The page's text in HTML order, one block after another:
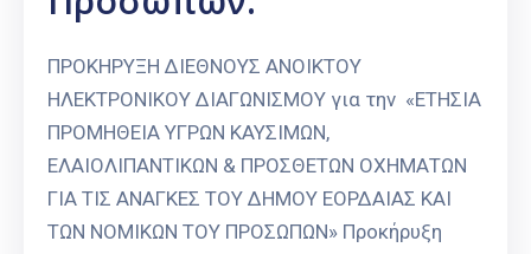
ΠΡΟΚΗΡΥΞΗ ΔΙΕΘΝΟΥΣ ΑΝΟΙΚΤΟΥ
ΗΛΕΚΤΡΟΝΙΚΟΥ ΔΙΑΓΩΝΙΣΜΟΥ για την «ΕΤΗΣΙΑ
ΠΡΟΜΗΘΕΙΑ ΥΓΡΩΝ ΚΑΥΣΙΜΩΝ,
ΕΛΑΙΟΛΙΠΑΝΤΙΚΩΝ & ΠΡΟΣΘΕΤΩΝ ΟΧΗΜΑΤΩΝ
ΓΙΑ ΤΙΣ ΑΝΑΓΚΕΣ ΤΟΥ ΔΗΜΟΥ ΕΟΡΔΑΙΑΣ ΚΑΙ
ΤΩΝ ΝΟΜΙΚΩΝ ΤΟΥ ΠΡΟΣΩΠΩΝ» Προκήρυξη